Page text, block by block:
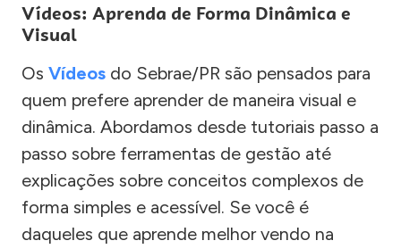
Vídeos: Aprenda de Forma Dinâmica e
Visual
Os Vídeos do Sebrae/PR são pensados para
quem prefere aprender de maneira visual e
dinâmica. Abordamos desde tutoriais passo a
passo sobre ferramentas de gestão até
explicações sobre conceitos complexos de
forma simples e acessível. Se você é
daqueles que aprende melhor vendo na